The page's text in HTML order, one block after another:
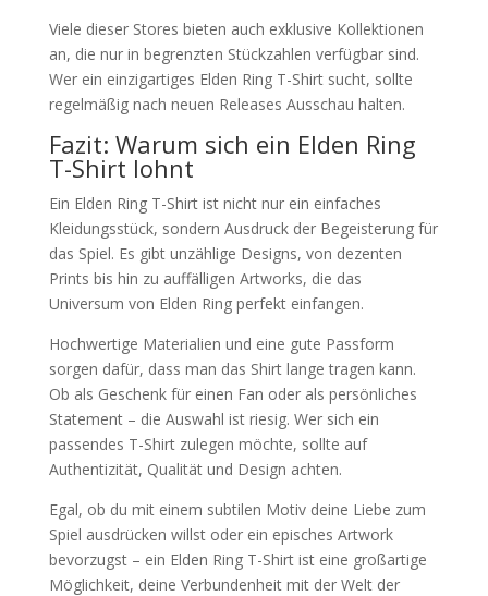
Viele dieser Stores bieten auch exklusive Kollektionen
an, die nur in begrenzten Stückzahlen verfügbar sind.
Wer ein einzigartiges Elden Ring T-Shirt sucht, sollte
regelmäßig nach neuen Releases Ausschau halten.
Fazit: Warum sich ein Elden Ring
T-Shirt lohnt
Ein Elden Ring T-Shirt ist nicht nur ein einfaches
Kleidungsstück, sondern Ausdruck der Begeisterung für
das Spiel. Es gibt unzählige Designs, von dezenten
Prints bis hin zu auffälligen Artworks, die das
Universum von Elden Ring perfekt einfangen.
Hochwertige Materialien und eine gute Passform
sorgen dafür, dass man das Shirt lange tragen kann.
Ob als Geschenk für einen Fan oder als persönliches
Statement – die Auswahl ist riesig. Wer sich ein
passendes T-Shirt zulegen möchte, sollte auf
Authentizität, Qualität und Design achten.
Egal, ob du mit einem subtilen Motiv deine Liebe zum
Spiel ausdrücken willst oder ein episches Artwork
bevorzugst – ein Elden Ring T-Shirt ist eine großartige
Möglichkeit, deine Verbundenheit mit der Welt der